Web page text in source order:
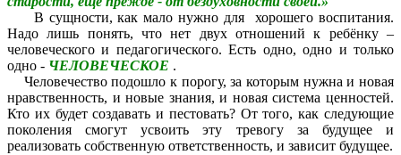
В сущности, как мало нужно для хорошего воспитания.
Надо лишь понять, что нет двух отношений к ребёнку –
человеческого и педагогического. Есть одно, одно и только
одно - ЧЕЛОВЕЧЕСКОЕ .
Человечество подошло к порогу, за которым нужна и новая
нравственность, и новые знания, и новая система ценностей.
Кто их будет создавать и пестовать? От того, как следующие
поколения смогут усвоить эту тревогу за будущее и
реализовать собственную ответственность, и зависит будущее.